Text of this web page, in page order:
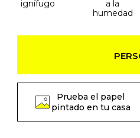
ignífugo
a la
humedad
Prueba el papel
pintado en tu casa